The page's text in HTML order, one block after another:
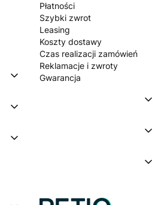
Płatności
Szybki zwrot
Leasing
Koszty dostawy
Czas realizacji zamówień
Reklamacje i zwroty
Gwarancja